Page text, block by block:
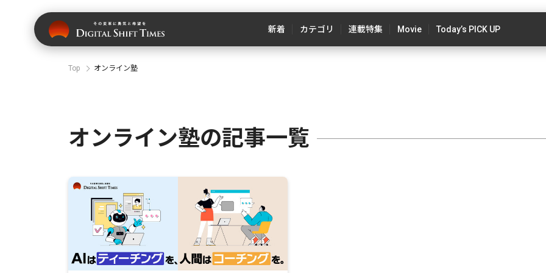
新着 カテゴリ 連載特集 Movie Today’s PICK UP
Top オンライン塾
オンライン塾の記事一覧